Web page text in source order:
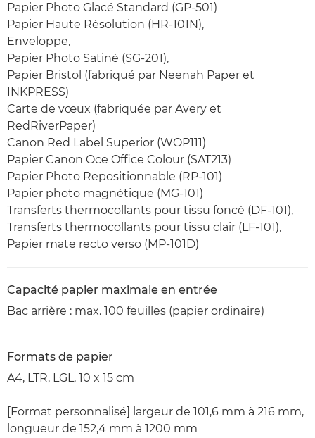
Papier Photo Glacé Standard (GP-501)
Papier Haute Résolution (HR-101N),
Enveloppe,
Papier Photo Satiné (SG-201),
Papier Bristol (fabriqué par Neenah Paper et
INKPRESS)
Carte de vœux (fabriquée par Avery et
RedRiverPaper)
Canon Red Label Superior (WOP111)
Papier Canon Oce Office Colour (SAT213)
Papier Photo Repositionnable (RP-101)
Papier photo magnétique (MG-101)
Transferts thermocollants pour tissu foncé (DF-101),
Transferts thermocollants pour tissu clair (LF-101),
Papier mate recto verso (MP-101D)
Capacité papier maximale en entrée
Bac arrière : max. 100 feuilles (papier ordinaire)
Formats de papier
A4, LTR, LGL, 10 x 15 cm
[Format personnalisé] largeur de 101,6 mm à 216 mm,
longueur de 152,4 mm à 1200 mm